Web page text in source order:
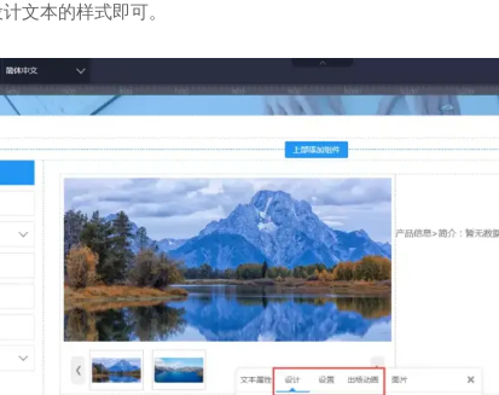
文本的样式即可。